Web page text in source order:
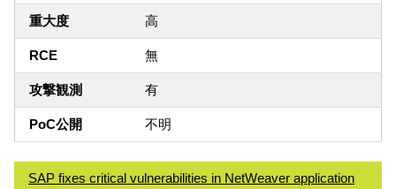
重大度 高
RCE 無
攻撃観測 有
PoC公開 不明
SAP fixes critical vulnerabilities in NetWeaver application